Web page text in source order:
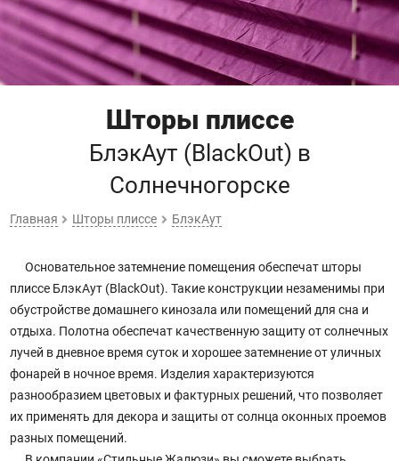
Шторы плиссе
БлэкАут (BlackOut) в
Солнечногорске
Главная Шторы плиссе БлэкАут
Основательное затемнение помещения обеспечат шторы
плиссе БлэкАут (BlackOut). Такие конструкции незаменимы при
обустройстве домашнего кинозала или помещений для сна и
отдыха. Полотна обеспечат качественную защиту от солнечных
лучей в дневное время суток и хорошее затемнение от уличных
фонарей в ночное время. Изделия характеризуются
разнообразием цветовых и фактурных решений, что позволяет
их применять для декора и защиты от солнца оконных проемов
разных помещений.